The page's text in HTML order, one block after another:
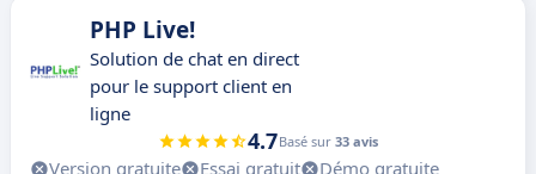
PHP Live!
Solution de chat en direct
pour le support client en
ligne
4.7Basé sur 33 avis
Version gratuite Essai gratuit Démo gratuite